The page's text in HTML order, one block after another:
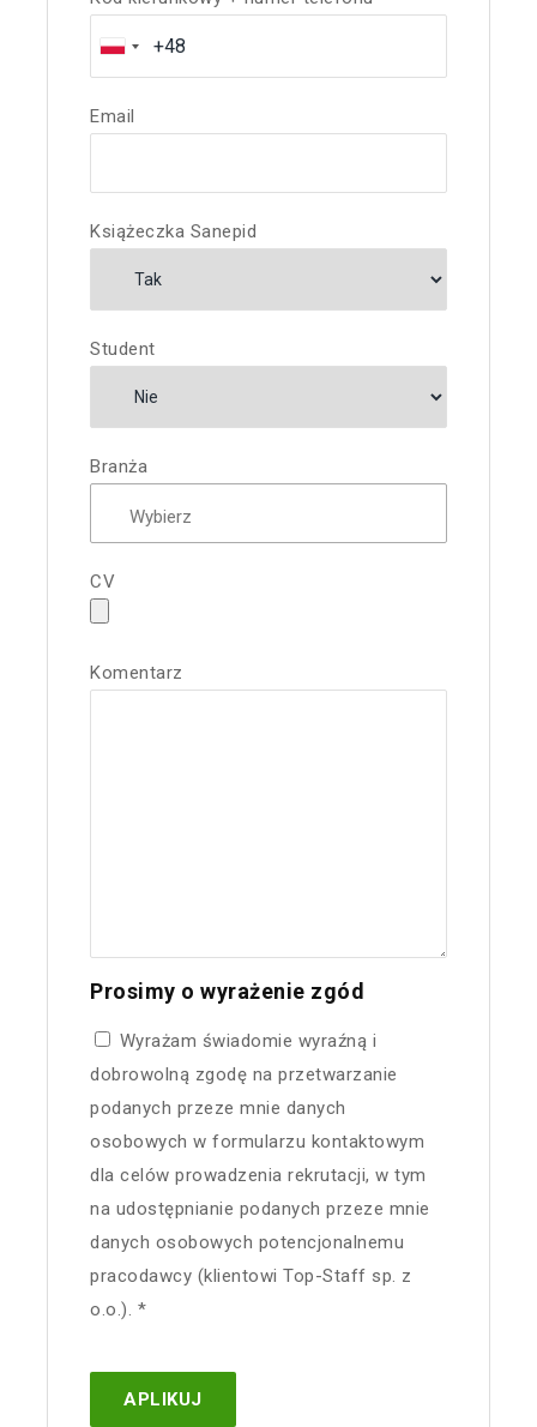
Email
Książeczka Sanepid
Student
Branża
CV
Komentarz
Prosimy o wyrażenie zgód
Wyrażam świadomie wyraźną i
dobrowolną zgodę na przetwarzanie
podanych przeze mnie danych
osobowych w formularzu kontaktowym
dla celów prowadzenia rekrutacji, w tym
na udostępnianie podanych przeze mnie
danych osobowych potencjonalnemu
pracodawcy (klientowi Top-Staff sp. z
o.o.). *